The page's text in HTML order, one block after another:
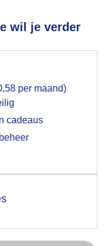
wil je verder
per maand)
cadeaus
dag
voor het
op hebt gegeven,
browser waarin
later